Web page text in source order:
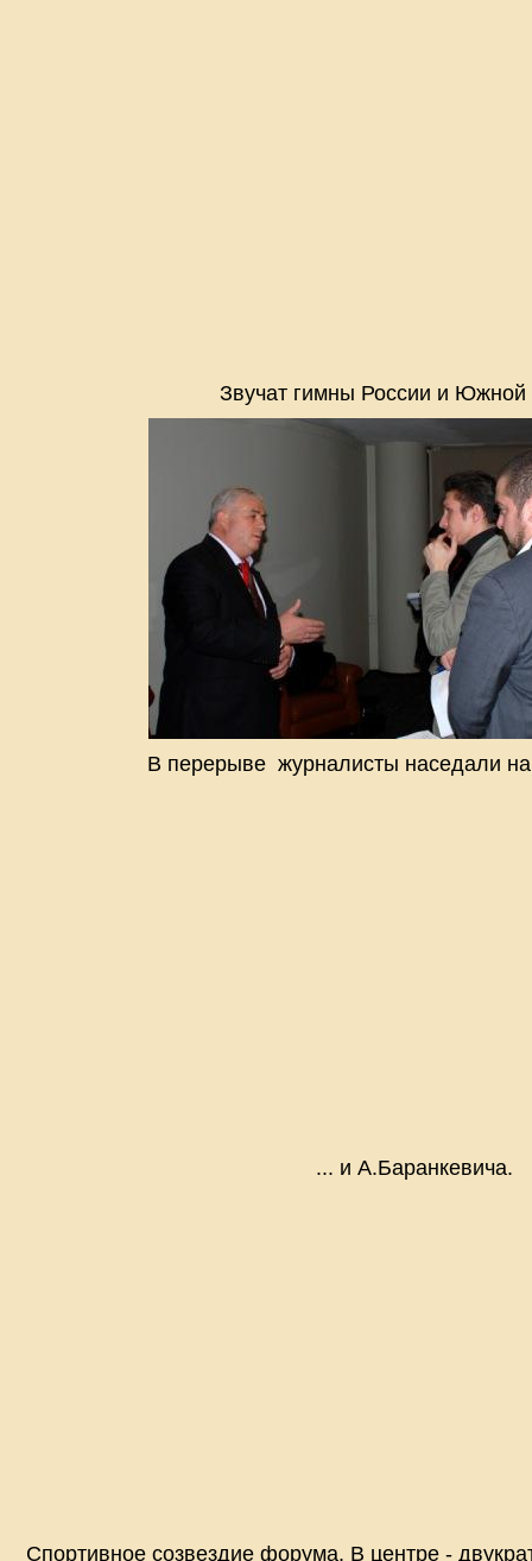
Звучат гимны России и Южной
В перерыве журналисты наседали
... и А.Баранкевича.
Спортивное созвездие форума. В центре -